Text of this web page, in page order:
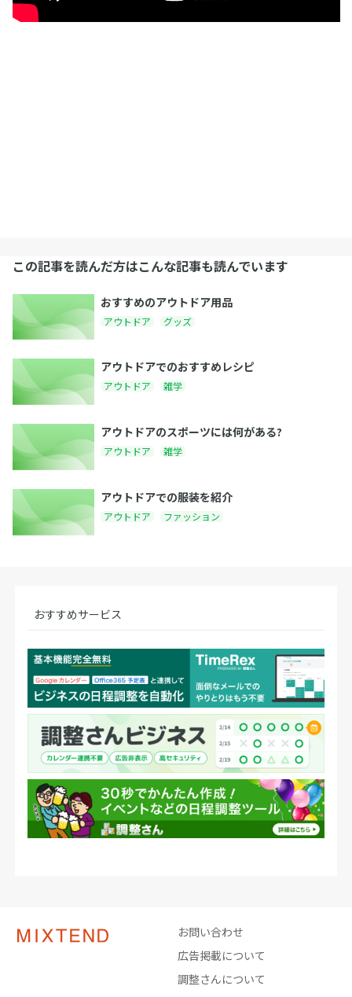
この記事を読んだ方はこんな記事も読んでいます
おすすめのアウトドア用品
アウトドア グッズ
アウトドアでのおすすめレシピ
アウトドア 雑学
アウトドアのスポーツには何がある?
アウトドア 雑学
アウトドアでの服装を紹介
アウトドア ファッション
おすすめサービス
お問い合わせ
広告掲載について
調整さんについて